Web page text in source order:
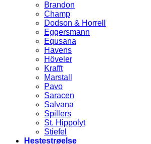
Brandon
Champ
Dodson & Horrell
Eggersmann
Equsana
Havens
Höveler
Krafft
Marstall
Pavo
Saracen
Salvana
Spillers
St. Hippolyt
Stiefel
Hestestrøelse